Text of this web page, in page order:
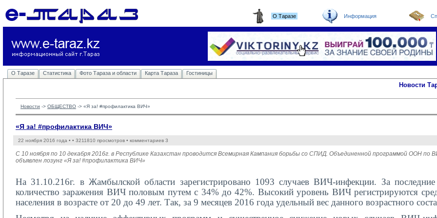
О Таразе Информация
О Таразе Статистика Фото Тараза и области Карта Тараза Гостиницы
Новости
Новости -> ОБЩЕСТВО -> «Я за! #профилактика ВИЧ»
«Я за! #профилактика ВИЧ»
22 ноября 2016 года • • 3211810 просмотров • комментариев 3
С 10 ноября по 10 декабря 2016г. в Республике Казахстан проводится Всемирная Кампания борьбы со СПИД. Объединенной программой ООН
объявлен лозунг «Я за! #профилактика ВИЧ»
На 31.10.216г. в Жамбылской области зарегистрировано 1093 случаев ВИЧ-инфекции. За
количество заражения ВИЧ половым путем с 34% до 42%. Высокий уровень ВИЧ регистрируются
населения в возрасте от 20 до 49 лет. Так, за 9 месяцев 2016 года удельный вес данного возрастного